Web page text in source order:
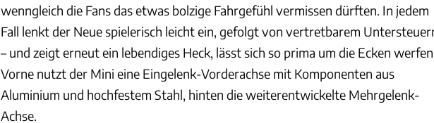
wenngleich die Fans das etwas bolzige Fahrgefühl vermissen dürften. In jedem
Fall lenkt der Neue spielerisch leicht ein, gefolgt von vertretbarem
– und zeigt erneut ein lebendiges Heck, lässt sich so prima um die Ecken
Vorne nutzt der Mini eine Eingelenk-Vorderachse mit Komponenten aus
Aluminium und hochfestem Stahl, hinten die weiterentwickelte Mehrgelenk-
Achse.